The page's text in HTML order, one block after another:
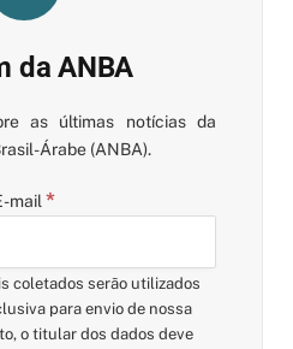
da ANBA
as últimas notícias da
Árabe (ANBA).
mail*
coletados serão utilizados
para envio de nossa
o titular dos dados deve